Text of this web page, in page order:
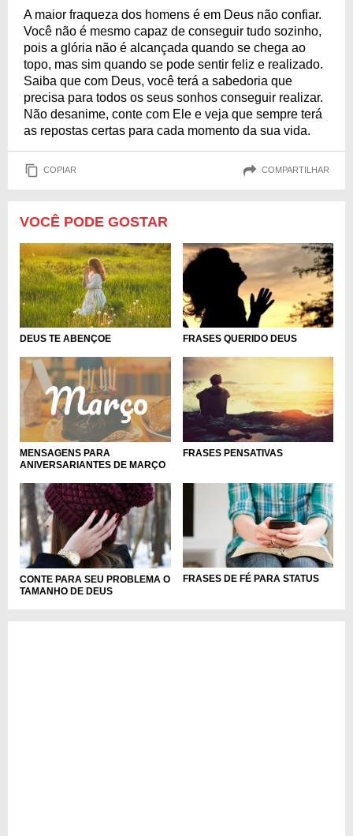
A maior fraqueza dos homens é em Deus não confiar.
Você não é mesmo capaz de conseguir tudo sozinho,
pois a glória não é alcançada quando se chega ao
topo, mas sim quando se pode sentir feliz e realizado.
Saiba que com Deus, você terá a sabedoria que
precisa para todos os seus sonhos conseguir realizar.
Não desanime, conte com Ele e veja que sempre terá
as repostas certas para cada momento da sua vida.
COPIAR COMPARTILHAR
VOCÊ PODE GOSTAR
DEUS TE ABENÇOE FRASES QUERIDO DEUS
MENSAGENS PARA
ANIVERSARIANTES DE MARÇO
FRASES PENSATIVAS
CONTE PARA SEU PROBLEMA O
TAMANHO DE DEUS
FRASES DE FÉ PARA STATUS